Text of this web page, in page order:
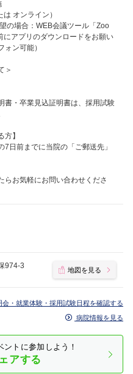
は オンライン）
場合：WEB会議ツール「Zoo
にアプリのダウンロードをお願い
ォン可能）
＞
書・卒業見込証明書は、採用試験
方】
日前までに当院の「ご郵送先」
らお気軽にお問い合わせくださ
974-3 地図を見る
会・就業体験・採用試験日程を確認する
病院情報を見る
トに参加しよう！
アする